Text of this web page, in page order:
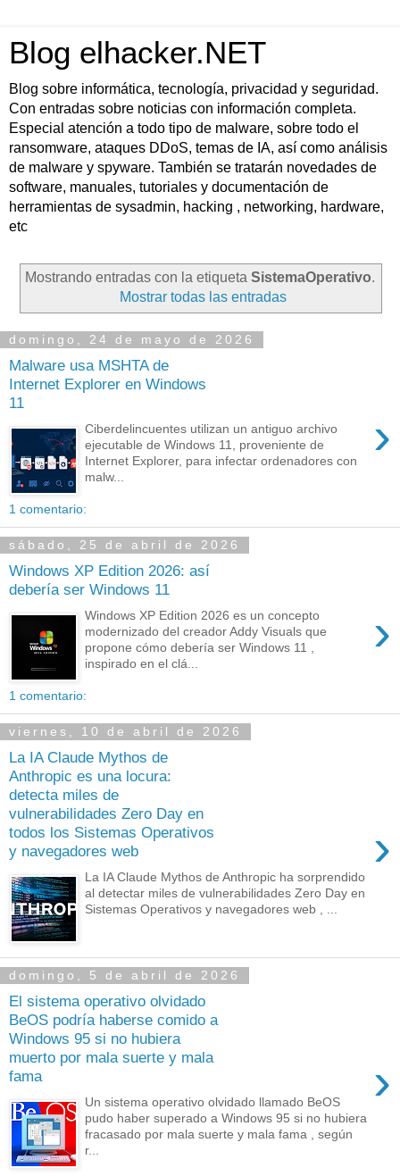
Blog elhacker.NET
Blog sobre informática, tecnología, privacidad y seguridad.
Con entradas sobre noticias con información completa.
Especial atención a todo tipo de malware, sobre todo el
ransomware, ataques DDoS, temas de IA, así como análisis
de malware y spyware. También se tratarán novedades de
software, manuales, tutoriales y documentación de
herramientas de sysadmin, hacking , networking, hardware,
etc
Mostrando entradas con la etiqueta SistemaOperativo.
Mostrar todas las entradas
domingo, 24 de mayo de 2026
Malware usa MSHTA de
Internet Explorer en Windows
11
›
Ciberdelincuentes utilizan un antiguo archivo
ejecutable de Windows 11, proveniente de
Internet Explorer, para infectar ordenadores con
malw...
1 comentario:
sábado, 25 de abril de 2026
Windows XP Edition 2026: así
debería ser Windows 11
›
Windows XP Edition 2026 es un concepto
modernizado del creador Addy Visuals que
propone cómo debería ser Windows 11 ,
inspirado en el clá...
1 comentario:
viernes, 10 de abril de 2026
La IA Claude Mythos de
Anthropic es una locura:
detecta miles de
vulnerabilidades Zero Day en
todos los Sistemas Operativos
y navegadores web
›
La IA Claude Mythos de Anthropic ha sorprendido
al detectar miles de vulnerabilidades Zero Day en
Sistemas Operativos y navegadores web , ...
domingo, 5 de abril de 2026
El sistema operativo olvidado
BeOS podría haberse comido a
Windows 95 si no hubiera
muerto por mala suerte y mala
fama
›
Un sistema operativo olvidado llamado BeOS
pudo haber superado a Windows 95 si no hubiera
fracasado por mala suerte y mala fama , según
r...